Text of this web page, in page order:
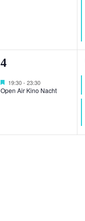
1
Veranstaltung,
4
Hervorgehoben
19:30-23:30
Open Air Kino Nacht